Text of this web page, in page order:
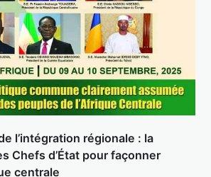
l’intégration régionale : la
Chefs d’État pour façonner
centrale